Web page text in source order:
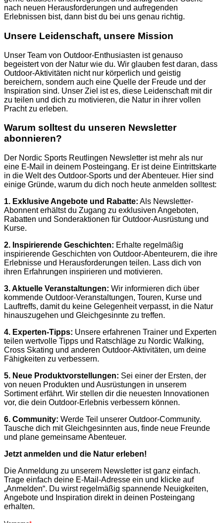
nach neuen Herausforderungen und aufregenden
Erlebnissen bist, dann bist du bei uns genau richtig.
Unsere Leidenschaft, unsere Mission
Unser Team von Outdoor-Enthusiasten ist genauso
begeistert von der Natur wie du. Wir glauben fest daran, dass
Outdoor-Aktivitäten nicht nur körperlich und geistig
bereichern, sondern auch eine Quelle der Freude und der
Inspiration sind. Unser Ziel ist es, diese Leidenschaft mit dir
zu teilen und dich zu motivieren, die Natur in ihrer vollen
Pracht zu erleben.
Warum solltest du unseren Newsletter
abonnieren?
Der Nordic Sports Reutlingen Newsletter ist mehr als nur
eine E-Mail in deinem Posteingang. Er ist deine Eintrittskarte
in die Welt des Outdoor-Sports und der Abenteuer. Hier sind
einige Gründe, warum du dich noch heute anmelden solltest:
1. Exklusive Angebote und Rabatte: Als Newsletter-
Abonnent erhältst du Zugang zu exklusiven Angeboten,
Rabatten und Sonderaktionen für Outdoor-Ausrüstung und
Kurse.
2. Inspirierende Geschichten: Erhalte regelmäßig
inspirierende Geschichten von Outdoor-Abenteurern, die ihre
Erlebnisse und Herausforderungen teilen. Lass dich von
ihren Erfahrungen inspirieren und motivieren.
3. Aktuelle Veranstaltungen: Wir informieren dich über
kommende Outdoor-Veranstaltungen, Touren, Kurse und
Lauftreffs, damit du keine Gelegenheit verpasst, in die Natur
hinauszugehen und Gleichgesinnte zu treffen.
4. Experten-Tipps: Unsere erfahrenen Trainer und Experten
teilen wertvolle Tipps und Ratschläge zu Nordic Walking,
Cross Skating und anderen Outdoor-Aktivitäten, um deine
Fähigkeiten zu verbessern.
5. Neue Produktvorstellungen: Sei einer der Ersten, der
von neuen Produkten und Ausrüstungen in unserem
Sortiment erfährt. Wir stellen dir die neuesten Innovationen
vor, die dein Outdoor-Erlebnis verbessern können.
6. Community: Werde Teil unserer Outdoor-Community.
Tausche dich mit Gleichgesinnten aus, finde neue Freunde
und plane gemeinsame Abenteuer.
Jetzt anmelden und die Natur erleben!
Die Anmeldung zu unserem Newsletter ist ganz einfach.
Trage einfach deine E-Mail-Adresse ein und klicke auf
„Anmelden“. Du wirst regelmäßig spannende Neuigkeiten,
Angebote und Inspiration direkt in deinen Posteingang
erhalten.